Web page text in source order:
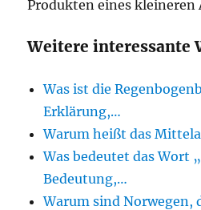
Produkten eines kleineren
Weitere interessante
Was ist die
Erklärung,…
Warum heißt das
Was bedeutet das Wort
Bedeutung,…
Warum sind Norwegen,